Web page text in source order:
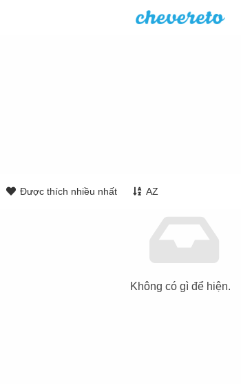
Được thích nhiều nhất AZ
Không có gì để hiện.